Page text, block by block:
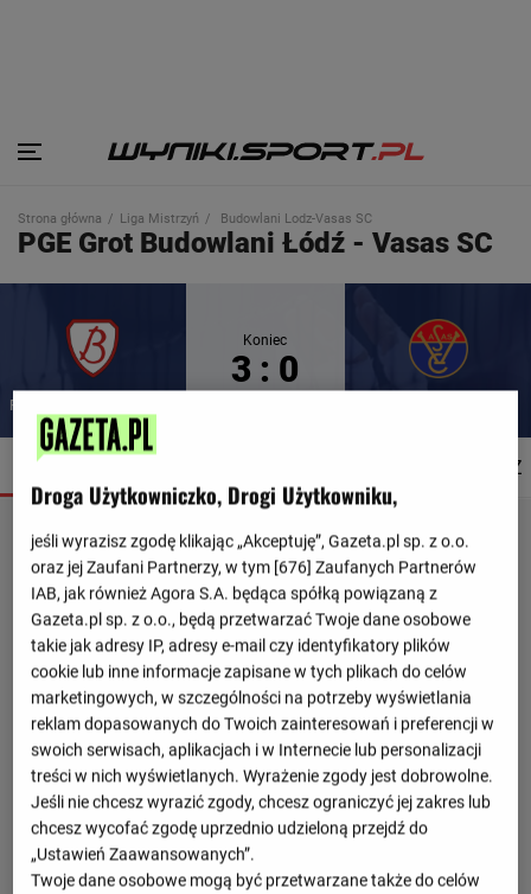
Strona główna Liga Mistrzyń Budowlani Lodz-Vasas SC
PGE Grot Budowlani Łódź - Vasas SC
PGE Grot Budowlani Łódź
Koniec
3 : 0
SZCZEGÓŁY TERMINARZ
Droga Użytkowniczko, Drogi Użytkowniku,
jeśli wyrazisz zgodę klikając „Akceptuję”, Gazeta.pl sp. z o.o.
oraz jej Zaufani Partnerzy, w tym [676] Zaufanych Partnerów
IAB, jak również Agora S.A. będąca spółką powiązaną z
Gazeta.pl sp. z o.o., będą przetwarzać Twoje dane osobowe
takie jak adresy IP, adresy e-mail czy identyfikatory plików
cookie lub inne informacje zapisane w tych plikach do celów
marketingowych, w szczególności na potrzeby wyświetlania
reklam dopasowanych do Twoich zainteresowań i preferencji w
swoich serwisach, aplikacjach i w Internecie lub personalizacji
treści w nich wyświetlanych. Wyrażenie zgody jest dobrowolne.
Jeśli nie chcesz wyrazić zgody, chcesz ograniczyć jej zakres lub
chcesz wycofać zgodę uprzednio udzieloną przejdź do
„Ustawień Zaawansowanych”.
Twoje dane osobowe mogą być przetwarzane także do celów